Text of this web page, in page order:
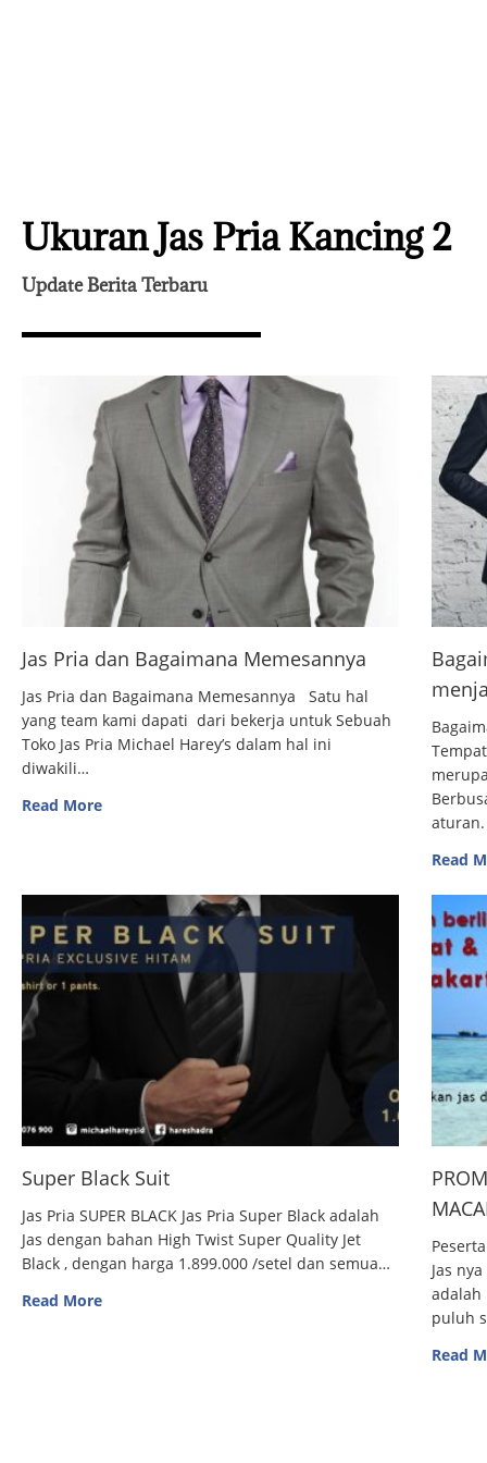
Ukuran Jas Pria Kancing 2
Update Berita Terbaru
Jas Pria dan Bagaimana Memesannya
Jas Pria dan Bagaimana Memesannya Satu hal
yang team kami dapati dari bekerja untuk Sebuah
Toko Jas Pria Michael Harey’s dalam hal ini
diwakili…
Read More
Read
Super Black Suit
Jas Pria SUPER BLACK Jas Pria Super Black adalah
Jas dengan bahan High Twist Super Quality Jet
Black , dengan harga 1.899.000 /setel dan semua…
Read More
Jas
adalah
puluh
Read